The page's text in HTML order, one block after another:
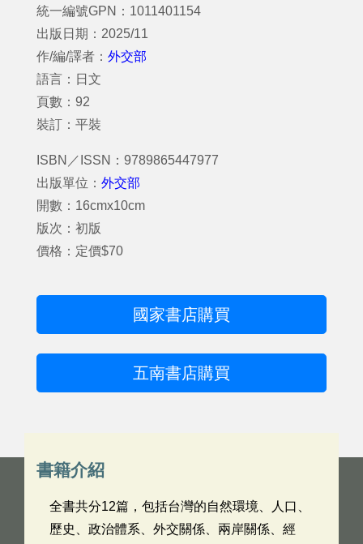
統一編號GPN：1011401154
出版日期：2025/11
作/編/譯者： 外交部
語言：日文
頁數：92
裝訂：平裝
ISBN／ISSN：9789865447977
出版單位： 外交部
開數：16cmx10cm
版次：初版
價格：定價$70
國家書店購買
五南書店購買
書籍介紹
全書共分12篇，包括台灣的自然環境、人口、
歷史、政治體系、外交關係、兩岸關係、經